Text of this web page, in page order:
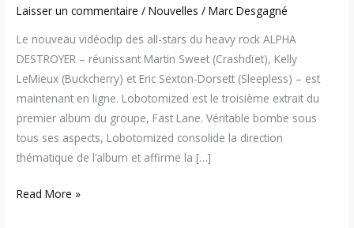
Laisser un commentaire /Nouvelles /Marc Desgagné
Le nouveau vidéoclip des all-stars du heavy rock ALPHA
DESTROYER – réunissant Martin Sweet (Crashdïet), Kelly
LeMieux (Buckcherry) et Eric Sexton-Dorsett (Sleepless) – est
maintenant en ligne. Lobotomized est le troisième extrait du
premier album du groupe, Fast Lane. Véritable bombe sous
tous ses aspects, Lobotomized consolide la direction
thématique de l’album et affirme la […]
Read More »